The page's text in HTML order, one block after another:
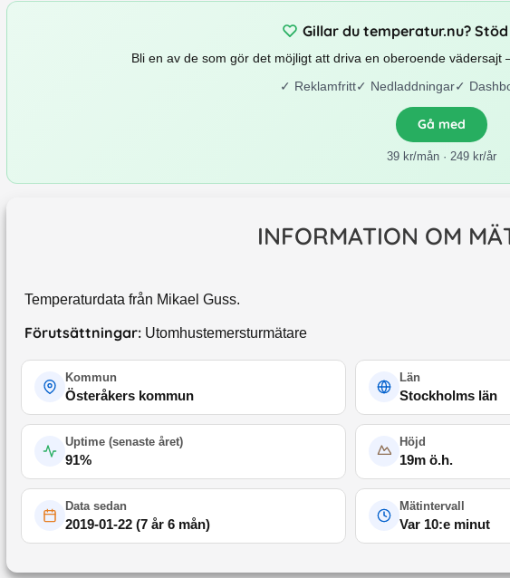
Gillar du temperatur.nu?
Bli en av de som gör det möjligt att driva en oberoende
✓ Reklamfritt✓ Nedladdningar✓
Gå med
39 kr/mån · 249 kr/år
INFORMATION OM
Temperaturdata från Mikael Guss.
Förutsättningar: Utomhustemersturmätare
Kommun
Österåkers kommun
Län
Stockholms län
Uptime (senaste året)
91%
Höjd
19m ö.h.
Data sedan
2019-01-22 (7 år 6 mån)
Mätintervall
Var 10:e minut